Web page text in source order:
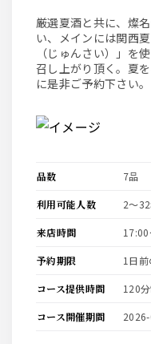
厳選夏酒と共に、燦名物「黒毛和牛水煙蒸し」を味わ
い、メインには関西
（じゅんさい）」を
召し上がり頂く。夏
に是非ご予約下さい。
品数 7品
利用可能人数 2〜
来店時間
予約期限 1日
コース提供時間 120
コース開催期間